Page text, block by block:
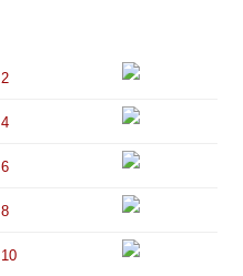
2
4
6
8
10